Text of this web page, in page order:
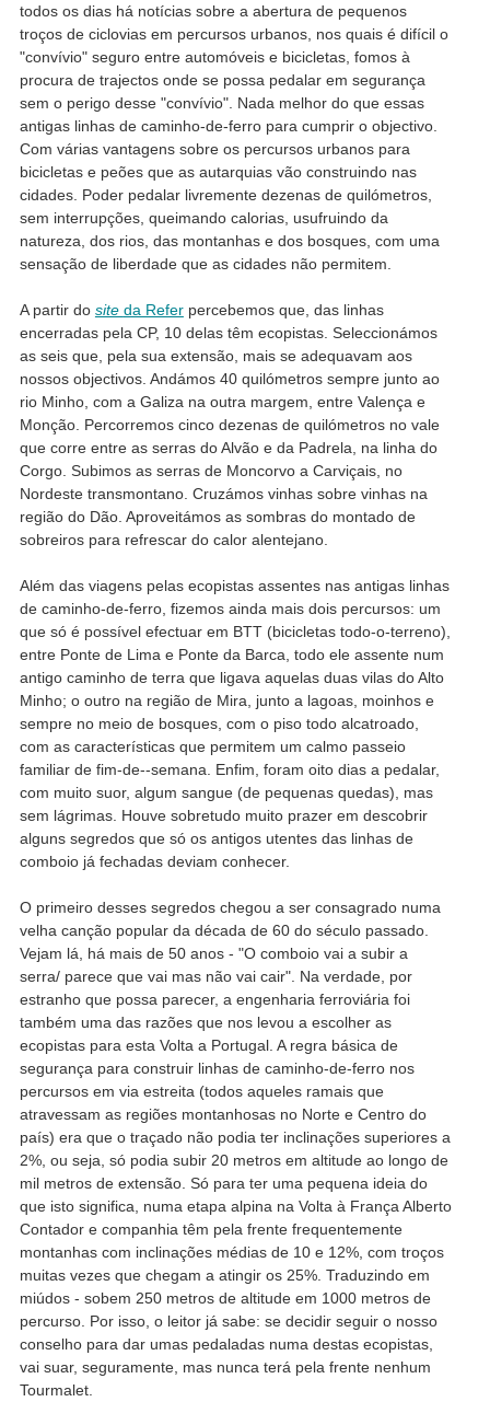
todos os dias há notícias sobre a abertura de pequenos
troços de ciclovias em percursos urbanos, nos quais é difícil o
"convívio" seguro entre automóveis e bicicletas, fomos à
procura de trajectos onde se possa pedalar em segurança
sem o perigo desse "convívio". Nada melhor do que essas
antigas linhas de caminho-de-ferro para cumprir o objectivo.
Com várias vantagens sobre os percursos urbanos para
bicicletas e peões que as autarquias vão construindo nas
cidades. Poder pedalar livremente dezenas de quilómetros,
sem interrupções, queimando calorias, usufruindo da
natureza, dos rios, das montanhas e dos bosques, com uma
sensação de liberdade que as cidades não permitem.
A partir do site da Referpercebemos que, das linhas
encerradas pela CP, 10 delas têm ecopistas. Seleccionámos
as seis que, pela sua extensão, mais se adequavam aos
nossos objectivos. Andámos 40 quilómetros sempre junto ao
rio Minho, com a Galiza na outra margem, entre Valença e
Monção. Percorremos cinco dezenas de quilómetros no vale
que corre entre as serras do Alvão e da Padrela, na linha do
Corgo. Subimos as serras de Moncorvo a Carviçais, no
Nordeste transmontano. Cruzámos vinhas sobre vinhas na
região do Dão. Aproveitámos as sombras do montado de
sobreiros para refrescar do calor alentejano.
Além das viagens pelas ecopistas assentes nas antigas linhas
de caminho-de-ferro, fizemos ainda mais dois percursos: um
que só é possível efectuar em BTT (bicicletas todo-o-terreno),
entre Ponte de Lima e Ponte da Barca, todo ele assente num
antigo caminho de terra que ligava aquelas duas vilas do Alto
Minho; o outro na região de Mira, junto a lagoas, moinhos e
sempre no meio de bosques, com o piso todo alcatroado,
com as características que permitem um calmo passeio
familiar de fim-de--semana. Enfim, foram oito dias a pedalar,
com muito suor, algum sangue (de pequenas quedas), mas
sem lágrimas. Houve sobretudo muito prazer em descobrir
alguns segredos que só os antigos utentes das linhas de
comboio já fechadas deviam conhecer.
O primeiro desses segredos chegou a ser consagrado numa
velha canção popular da década de 60 do século passado.
Vejam lá, há mais de 50 anos - "O comboio vai a subir a
serra/ parece que vai mas não vai cair". Na verdade, por
estranho que possa parecer, a engenharia ferroviária foi
também uma das razões que nos levou a escolher as
ecopistas para esta Volta a Portugal. A regra básica de
segurança para construir linhas de caminho-de-ferro nos
percursos em via estreita (todos aqueles ramais que
atravessam as regiões montanhosas no Norte e Centro do
país) era que o traçado não podia ter inclinações superiores a
2%, ou seja, só podia subir 20 metros em altitude ao longo de
mil metros de extensão. Só para ter uma pequena ideia do
que isto significa, numa etapa alpina na Volta à França Alberto
Contador e companhia têm pela frente frequentemente
montanhas com inclinações médias de 10 e 12%, com troços
muitas vezes que chegam a atingir os 25%. Traduzindo em
miúdos - sobem 250 metros de altitude em 1000 metros de
percurso. Por isso, o leitor já sabe: se decidir seguir o nosso
conselho para dar umas pedaladas numa destas ecopistas,
vai suar, seguramente, mas nunca terá pela frente nenhum
Tourmalet.